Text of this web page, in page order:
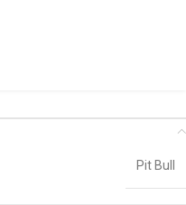
Pit Bull